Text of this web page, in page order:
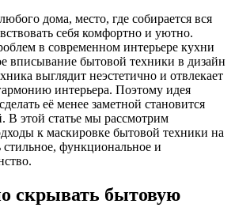
дома, место, где собирается вся
себя комфортно и уютно.
в современном интерьере кухни
вписывание бытовой техники в дизайн
выглядит неэстетично и отвлекает
интерьера. Поэтому идея
её менее заметной становится
В этой статье мы рассмотрим
к маскировке бытовой техники на
стильное, функциональное и
скрывать бытовую